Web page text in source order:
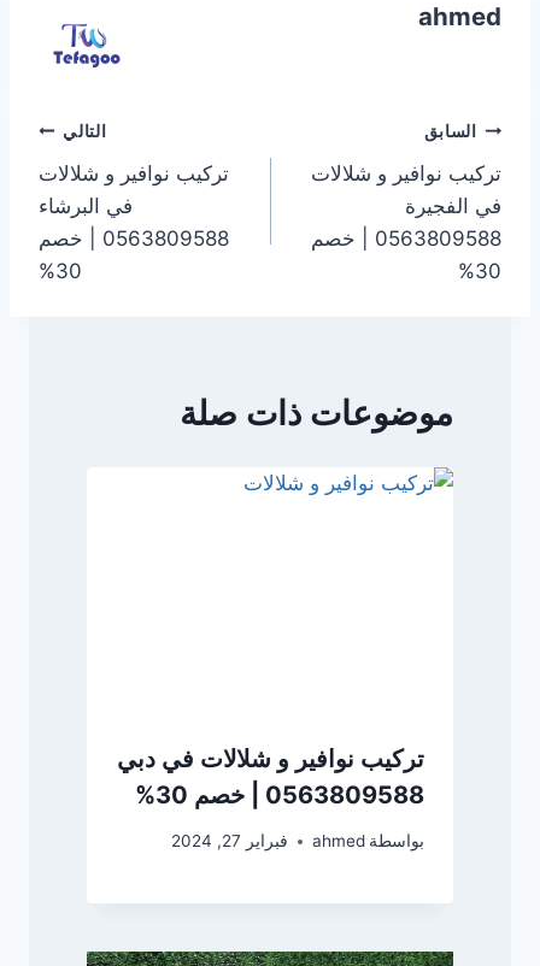
ahmed
تصفّح
المقالات
السابق
تركيب نوافير و شلالات
في الفجيرة
0563809588 | خصم
30%
التالي
تركيب نوافير و شلالات
في البرشاء
0563809588 | خصم
30%
موضوعات ذات صلة
تركيب نوافير و شلالات في دبي
0563809588 | خصم 30%
بواسطة ahmed فبراير 27, 2024